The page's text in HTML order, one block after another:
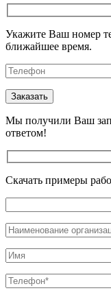
Укажите Ваш номер
ближайшее время.
Мы получили Ваш
ответом!
Скачать примеры